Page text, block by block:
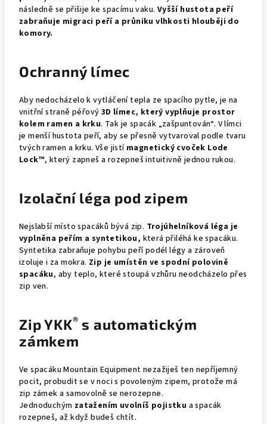
následně se přišije ke spacímu vaku. Vyšší hustota peří
zabraňuje migraci peří a průniku vlhkosti hlouběji do
komory.
Ochranný límec
Aby nedocházelo k vytláčení tepla ze spacího pytle, je na
vnitřní straně péřový 3D límec, který vyplňuje prostor
kolem ramen a krku. Tak je spacák „zašpuntován“. V límci
je menší hustota peří, aby se přesně vytvaroval podle tvaru
tvých ramen a krku. Vše jistí magnetický cvoček Lode
Lock™, který zapneš a rozepneš intuitivně jednou rukou.
Izolační léga pod zipem
Nejslabší místo spacáků bývá zip. Trojúhelníková léga je
vyplněna peřím a syntetikou, která přiléhá ke spacáku.
Syntetika zabraňuje pohybu peří podél légy a zároveň
izoluje i za mokra. Zip je umístěn ve spodní polovině
spacáku, aby teplo, které stoupá vzhůru neodcházelo přes
zip ven.
Zip YKK® s automatickým
zámkem
Ve spacáku Mountain Equipment nezažiješ ten nepříjemný
pocit, probudit se v noci s povoleným zipem, protože má
zip zámek a samovolně se nerozepne.
Jednoduchým zatažením uvolníš pojistku a spacák
rozepneš, až když budeš chtít.